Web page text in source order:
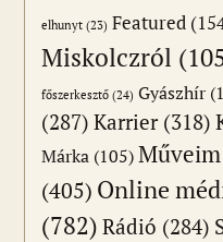
elhunyt (23) Featured
Miskolczról
főszerkesztő (24) Gyászhír
(287) Karrier(318)
Márka (105) Műveim
(405) Online
(782) Rádió (284)